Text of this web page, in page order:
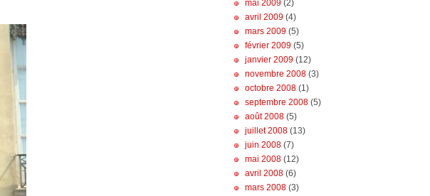
mai 2009 (2)
avril 2009 (4)
mars 2009 (5)
février 2009 (5)
janvier 2009 (12)
novembre 2008 (3)
octobre 2008 (1)
septembre 2008 (5)
août 2008 (5)
juillet 2008 (13)
juin 2008 (7)
mai 2008 (12)
avril 2008 (6)
mars 2008 (3)